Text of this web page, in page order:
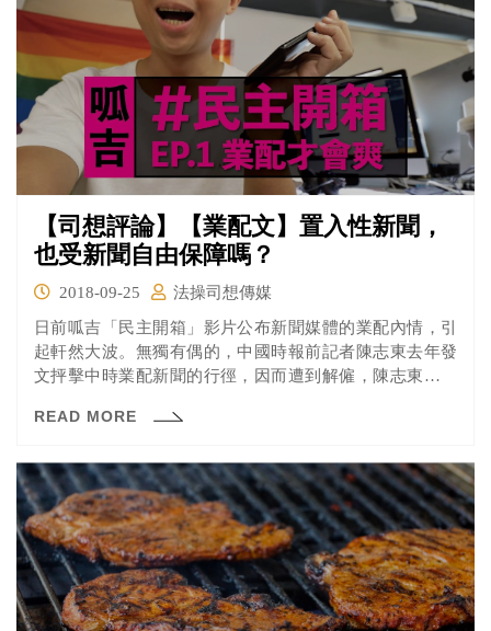
【司想評論】【業配文】置入性新聞，
也受新聞自由保障嗎？
2018-09-25
法操司想傳媒
日前呱吉「民主開箱」影片公布新聞媒體的業配內情，引
起軒然大波。無獨有偶的，中國時報前記者陳志東去年發
文抨擊中時業配新聞的行徑，因而遭到解僱，陳志東不服
READ MORE